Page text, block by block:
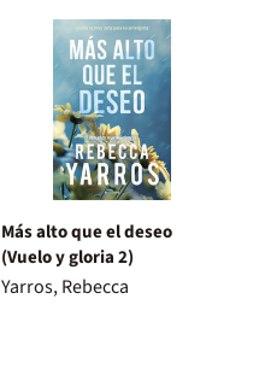
Más alto que el deseo
(Vuelo y gloria 2)
Yarros, Rebecca